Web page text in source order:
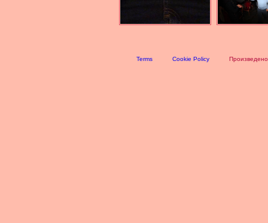
Terms Cookie Policy